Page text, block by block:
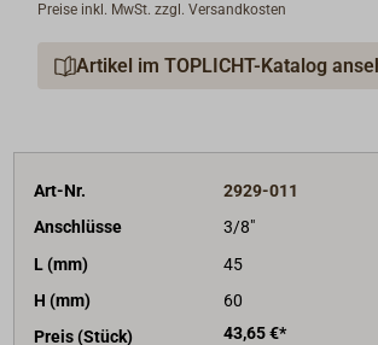
Preise inkl. MwSt. zzgl. Versandkosten
Artikel im TOPLICHT-Katalog
Art-Nr.
2929-011
Anschlüsse
3/8"
L (mm)
45
H (mm)
60
Preis (Stück)
43,65 €*